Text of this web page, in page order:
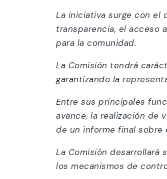
La iniciativa surge con el
transparencia, el acceso
para la comunidad.
La Comisión tendrá
garantizando la
Entre sus principales
avance, la realización de
de un informe final sobre
La Comisión desarrollará
los mecanismos de